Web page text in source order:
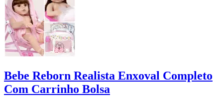
Bebe Reborn Realista Enxoval Completo
Com Carrinho Bolsa